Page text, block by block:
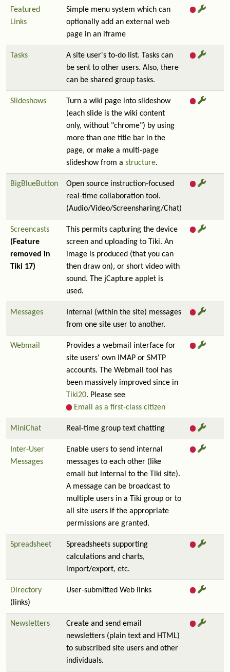
Featured
Links
Simple menu system which can
optionally add an external web
page in an iframe
Tasks
A site user's to-do list. Tasks can
be sent to other users. Also, there
can be shared group tasks.
Slideshows
Turn a wiki page into slideshow
(each slide is the wiki content
only, without "chrome") by using
more than one title bar in the
page, or make a multi-page
slideshow from a structure.
BigBlueButton
Open source instruction-focused
real-time collaboration tool.
(Audio/Video/Screensharing/Chat)
Screencasts
(Feature
removed in
Tiki 17)
This permits capturing the device
screen and uploading to Tiki. An
image is produced (that you can
then draw on), or short video with
sound. The jCapture applet is
used.
Messages
Internal (within the site) messages
from one site user to another.
Webmail
Provides a webmail interface for
site users' own IMAP or SMTP
accounts. The Webmail tool has
been massively improved since in
Tiki20. Please see
Email as a first-class citizen
MiniChat Real-time group text chatting
Inter-User
Messages
Enable users to send internal
messages to each other (like
email but internal to the Tiki site).
A message can be broadcast to
multiple users in a Tiki group or to
all site users if the appropriate
permissions are granted.
Spreadsheet
Spreadsheets supporting
calculations and charts,
import/export, etc.
Directory
(links)
User-submitted Web links
Newsletters
Create and send email
newsletters (plain text and HTML)
to subscribed site users and other
individuals.